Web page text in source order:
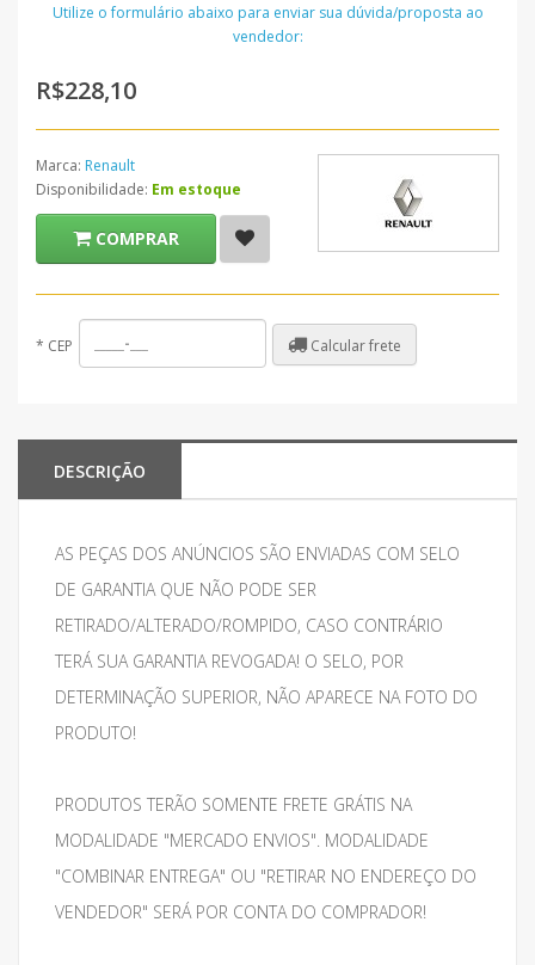
Utilize o formulário abaixo para enviar sua dúvida/proposta ao
vendedor:
R$228,10
Marca: Renault
Disponibilidade: Em estoque
COMPRAR
* CEP Calcular frete
DESCRIÇÃO
AS PEÇAS DOS ANÚNCIOS SÃO ENVIADAS COM SELO
DE GARANTIA QUE NÃO PODE SER
RETIRADO/ALTERADO/ROMPIDO, CASO CONTRÁRIO
TERÁ SUA GARANTIA REVOGADA! O SELO, POR
DETERMINAÇÃO SUPERIOR, NÃO APARECE NA FOTO DO
PRODUTO!
PRODUTOS TERÃO SOMENTE FRETE GRÁTIS NA
MODALIDADE "MERCADO ENVIOS". MODALIDADE
"COMBINAR ENTREGA" OU "RETIRAR NO ENDEREÇO DO
VENDEDOR" SERÁ POR CONTA DO COMPRADOR!